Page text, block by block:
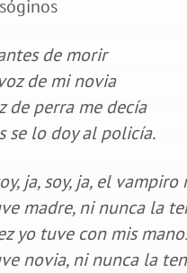
de morir
de mi novia
de perra me decía
se lo doy al policía.
ja, soy, ja, el vampiro
madre, ni nunca la
yo tuve con mis
novia, ni nunca la